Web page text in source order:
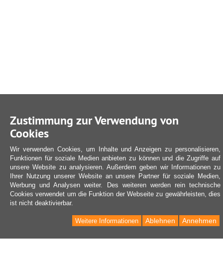
Zustimmung zur Verwendung von
Cookies
Wir verwenden Cookies, um Inhalte und Anzeigen zu personalisieren,
Funktionen für soziale Medien anbieten zu können und die Zugriffe auf
unsere Website zu analysieren. Außerdem geben wir Informationen zu
Ihrer Nutzung unserer Website an unsere Partner für soziale Medien,
Werbung und Analysen weiter. Des weiteren werden rein technische
Cookies verwendet um die Funktion der Webseite zu gewährleisten, dies
ist nicht deaktivierbar.
Annehmen
Ablehnen
Weitere Informationen